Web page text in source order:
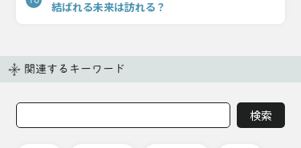
結ばれる未来は訪れる？
関連するキーワード